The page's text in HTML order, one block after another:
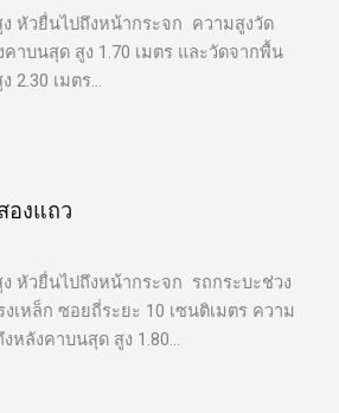
หัวยื่นไปถึงหน้ากระจก ความสูงวัด
าบนสุด สูง 1.70 เมตร และวัดจากพื้น
2.30 เมตร…
องแถว
หัวยื่นไปถึงหน้ากระจก รถกระบะช่วง
เหล็ก ซอยถี่ระยะ 10 เซนติเมตร ความ
หลังคาบนสุด สูง 1.80…